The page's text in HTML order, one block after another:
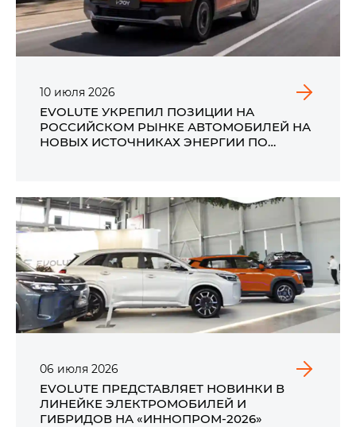
10 июля 2026
EVOLUTE УКРЕПИЛ ПОЗИЦИИ НА
РОССИЙСКОМ РЫНКЕ АВТОМОБИЛЕЙ НА
НОВЫХ ИСТОЧНИКАХ ЭНЕРГИИ ПО
06 июля 2026
EVOLUTE ПРЕДСТАВЛЯЕТ НОВИНКИ В
ЛИНЕЙКЕ ЭЛЕКТРОМОБИЛЕЙ И
ГИБРИДОВ НА «ИННОПРОМ-2026»